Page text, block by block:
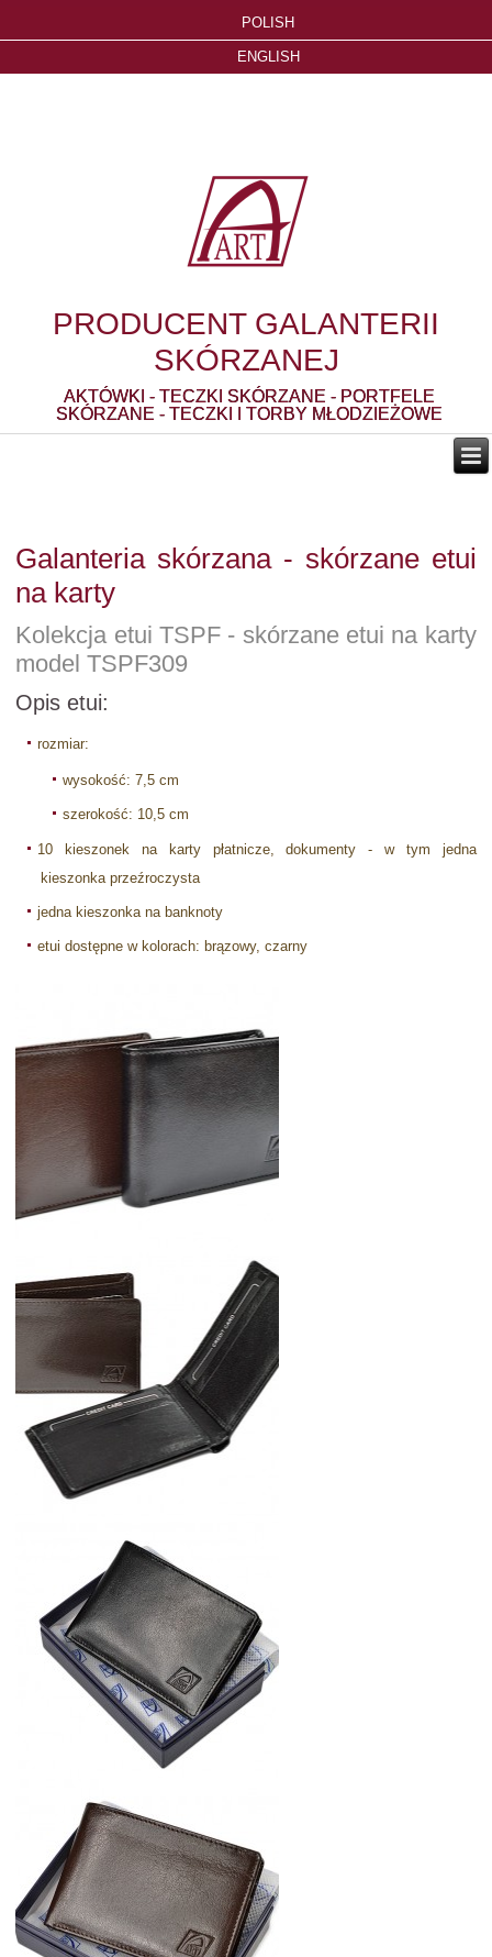
POLISH
ENGLISH
PRODUCENT GALANTERII
SKÓRZANEJ
AKTÓWKI - TECZKI SKÓRZANE - PORTFELE
SKÓRZANE - TECZKI I TORBY MŁODZIEŻOWE
Galanteria skórzana - skórzane etui
na karty
Kolekcja etui TSPF - skórzane etui na karty
model TSPF309
Opis etui:
rozmiar:
wysokość: 7,5 cm
szerokość: 10,5 cm
10 kieszonek na karty płatnicze, dokumenty - w tym jedna
kieszonka przeźroczysta
jedna kieszonka na banknoty
etui dostępne w kolorach: brązowy, czarny